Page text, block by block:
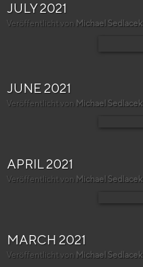
JULY 2021
Veröffentlicht von Michael Sedlacek
JUNE 2021
Veröffentlicht von Michael Sedlacek
APRIL 2021
Veröffentlicht von Michael Sedlacek
MARCH 2021
Veröffentlicht von Michael Sedlacek